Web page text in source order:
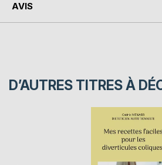
AVIS
D’AUTRES TITRES À